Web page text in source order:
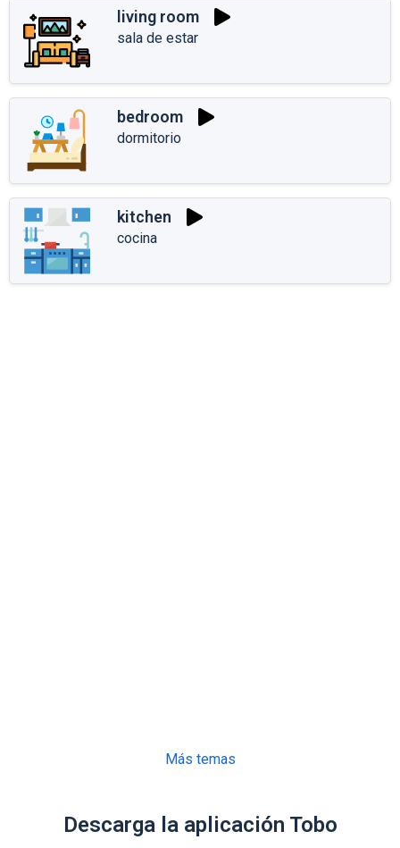
living room
sala de estar
bedroom
dormitorio
kitchen
cocina
Más temas
Descarga la aplicación Tobo